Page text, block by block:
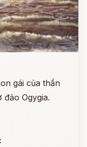
gái của thần
Ogygia.